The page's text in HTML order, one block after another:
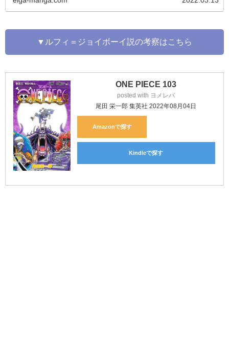
▼ルフィ＝ジョイボーイ説の考察はこちら
ONE PIECE 103
posted with ヨメレバ
尾田 栄一郎 集英社 2022年08月04日
Amazon
Kindle